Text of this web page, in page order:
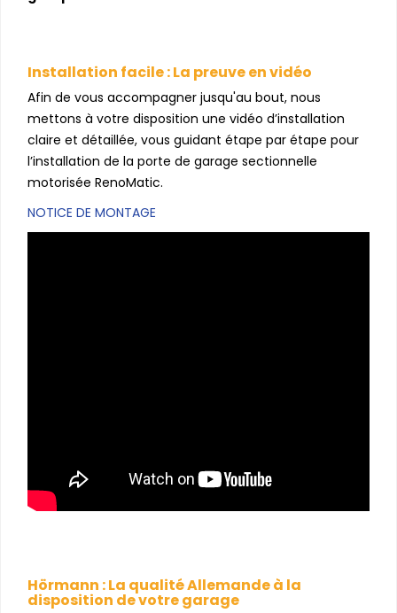
Installation facile : La preuve en vidéo
Afin de vous accompagner jusqu'au bout, nous
mettons à votre disposition une vidéo d’installation
claire et détaillée, vous guidant étape par étape pour
l’installation de la porte de garage sectionnelle
motorisée RenoMatic.
NOTICE DE MONTAGE
Hörmann : La qualité Allemande à la
disposition de votre garage